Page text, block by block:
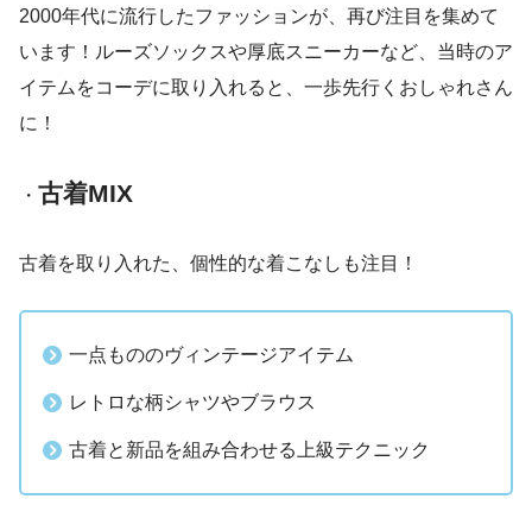
2000年代に流行したファッションが、再び注目を集めて
います！ルーズソックスや厚底スニーカーなど、当時のア
イテムをコーデに取り入れると、一歩先行くおしゃれさん
に！
・ 古着MIX
古着を取り入れた、個性的な着こなしも注目！
一点もののヴィンテージアイテム
レトロな柄シャツやブラウス
古着と新品を組み合わせる上級テクニック